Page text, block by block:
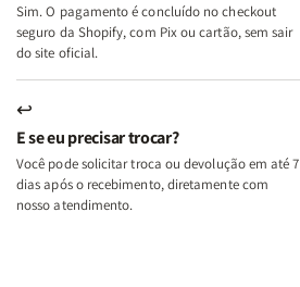
Sim. O pagamento é concluído no checkout
seguro da Shopify, com Pix ou cartão, sem sair
do site oficial.
↩
E se eu precisar trocar?
Você pode solicitar troca ou devolução em até 7
dias após o recebimento, diretamente com
nosso atendimento.